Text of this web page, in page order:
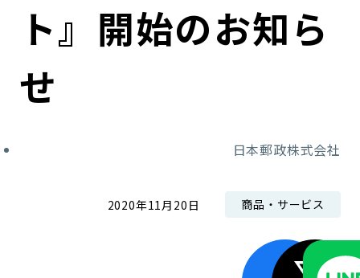
関連事業
IRカレンダー
社会
ガバナンス
ト』開始のお知ら
せ
日本郵政株式会社
2020年11月20日 商品・サービス